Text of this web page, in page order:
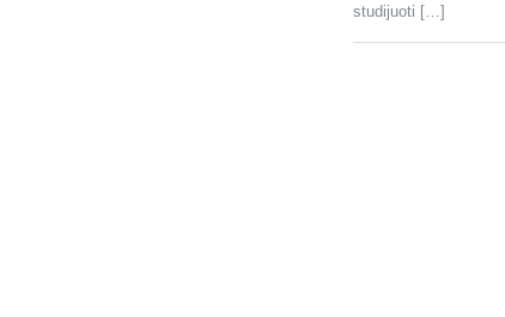
studijuoti […]